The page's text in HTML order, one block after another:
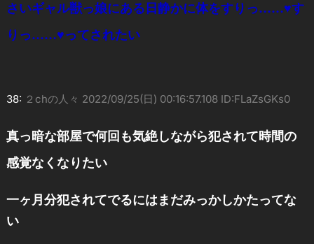
さいギャル獣っ娘にある日静かに体をすりっ……♥す
りっ……♥ってされたい
38: ２chの人々 2022/09/25(日) 00:16:57.108 ID:FLaZsGKs0
真っ暗な部屋で何回も気絶しながら犯されて時間の
感覚なくなりたい
一ヶ月分犯されてでるにはまだみっかしかたってな
い